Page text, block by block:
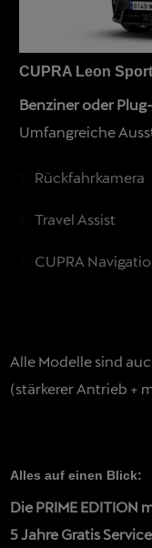
CUPRA Leon
Benziner oder
Umfangreiche
Rückfahrkamera
Travel Assist
CUPRA
Alle Modelle sind
(stärkerer Antrieb +
Alles auf einen Blick:
Die PRIME EDITION
5 Jahre Gratis Service